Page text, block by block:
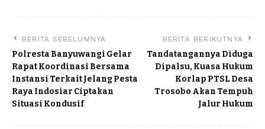
BERITA SEBELUMNYA
Polresta Banyuwangi Gelar
Rapat Koordinasi Bersama
Instansi Terkait Jelang Pesta
Raya Indosiar Ciptakan
Situasi Kondusif
BERITA BERIKUTNYA
Tandatangannya Diduga
Dipalsu, Kuasa Hukum
Korlap PTSL Desa
Trosobo Akan Tempuh
Jalur Hukum